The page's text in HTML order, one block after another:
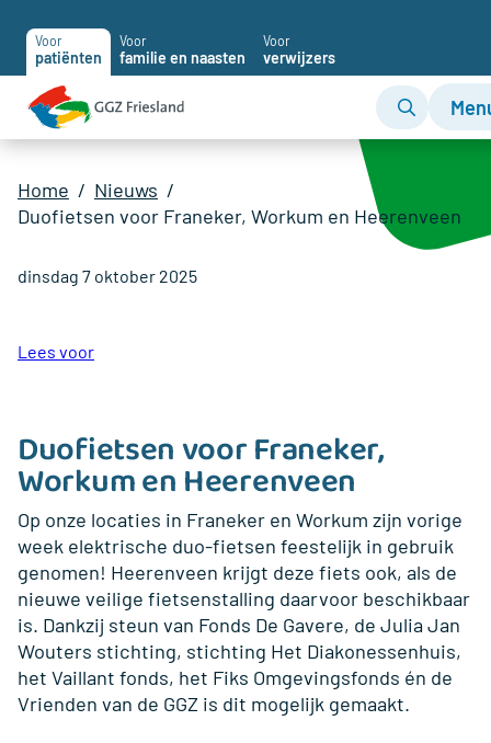
Voor
patiënten
Voor
familie en naasten
Voor
verwijzers
Home
Nieuws
Duofietsen voor Franeker, Workum en Heerenveen
dinsdag 7 oktober 2025
Lees voor
Duofietsen voor Franeker,
Workum en Heerenveen
Op onze locaties in Franeker en Workum zijn vorige
week elektrische duo-fietsen feestelijk in gebruik
genomen! Heerenveen krijgt deze fiets ook, als de
nieuwe veilige fietsenstalling daarvoor beschikbaar
is. Dankzij steun van Fonds De Gavere, de Julia Jan
Wouters stichting, stichting Het Diakonessenhuis,
het Vaillant fonds, het Fiks Omgevingsfonds én de
Vrienden van de GGZ is dit mogelijk gemaakt.